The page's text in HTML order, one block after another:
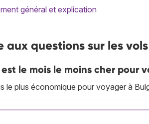
général et explication
aux questions sur les
le mois le moins cher pour
le plus économique pour voyager à